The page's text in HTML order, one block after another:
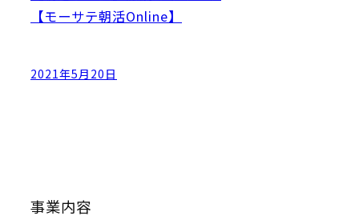
【モーサテ朝活Online】
2021年5月20日
事業内容